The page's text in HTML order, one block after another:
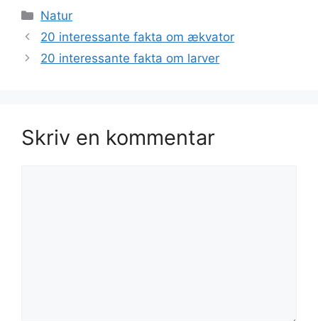
Kategorier
Natur
20 interessante fakta om ækvator
20 interessante fakta om larver
Skriv en kommentar